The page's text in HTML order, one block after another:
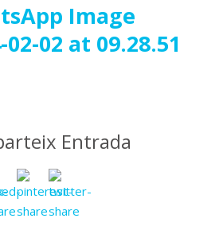
Image
02-02 at 09.28.51
Entrada